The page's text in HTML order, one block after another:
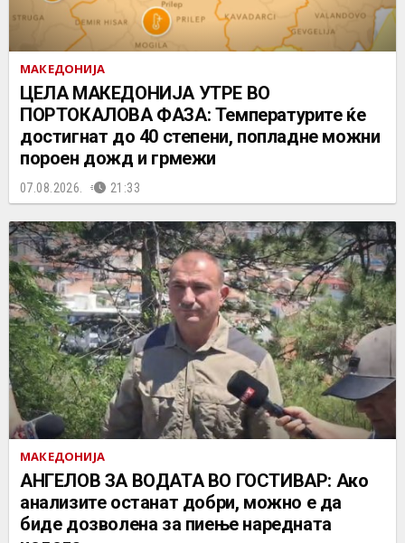
МАКЕДОНИЈА
ЦЕЛА МАКЕДОНИЈА УТРЕ ВО
ПОРТОКАЛОВА ФАЗА: Температурите ќе
достигнат до 40 степени, попладне можни
пороен дожд и грмежи
07.08.2026. 21:33
МАКЕДОНИЈА
АНГЕЛОВ ЗА ВОДАТА ВО ГОСТИВАР: Ако
анализите останат добри, можно е да
биде дозволена за пиење наредната